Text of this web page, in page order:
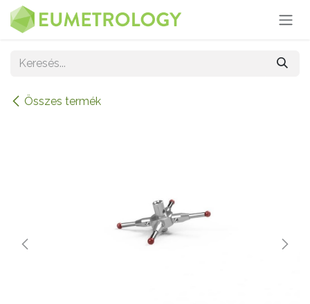
Kihagyás és továbblépés a tartalomhoz
Összes termék